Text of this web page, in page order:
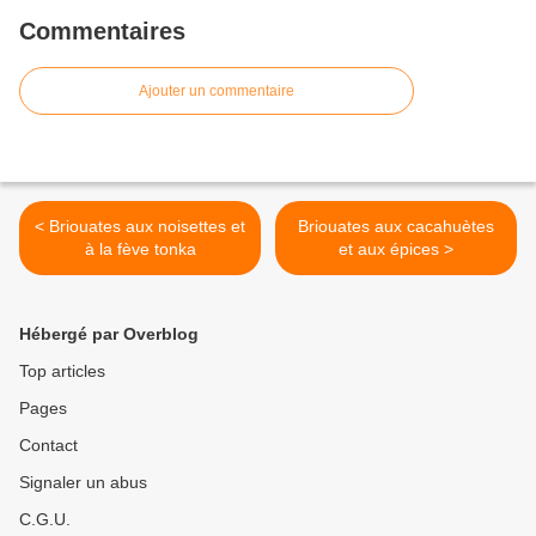
Commentaires
Ajouter un commentaire
< Briouates aux noisettes et
à la fève tonka
Briouates aux cacahuètes
et aux épices >
Hébergé par Overblog
Top articles
Pages
Contact
Signaler un abus
C.G.U.